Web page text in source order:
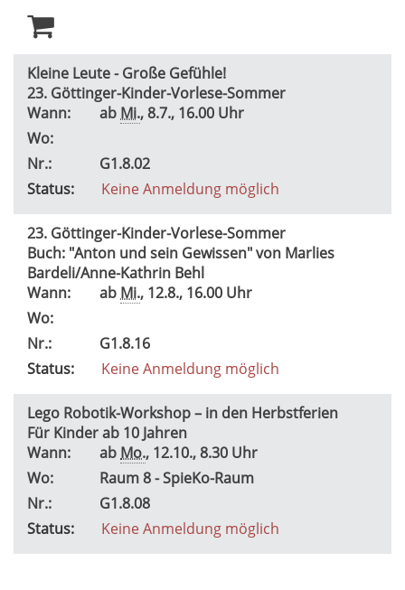
Kleine Leute - Große Gefühle!
23. Göttinger-Kinder-Vorlese-Sommer
Wann:
ab Mi., 8.7., 16.00 Uhr
Wo:
Nr.:
G1.8.02
Status:
Keine Anmeldung möglich
23. Göttinger-Kinder-Vorlese-Sommer
Buch: "Anton und sein Gewissen" von Marlies
Bardeli/Anne-Kathrin Behl
Wann:
ab Mi., 12.8., 16.00 Uhr
Wo:
Nr.:
G1.8.16
Status:
Keine Anmeldung möglich
Lego Robotik-Workshop – in den Herbstferien
Für Kinder ab 10 Jahren
Wann:
ab Mo., 12.10., 8.30 Uhr
Wo:
Raum 8 - SpieKo-Raum
Nr.:
G1.8.08
Status:
Keine Anmeldung möglich